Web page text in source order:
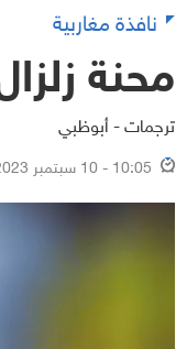
نافذة مغاربية
محنة
ترجمات - أبوظبي
10:05 - 10 سبتمبر 2023